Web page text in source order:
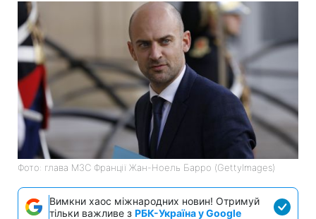
Фото: глава МЗС Франції Жан-Ноель Барро (GettyImages)
Вимкни хаос міжнародних новин! Отримуй
тільки важливе з РБК-Україна у Google